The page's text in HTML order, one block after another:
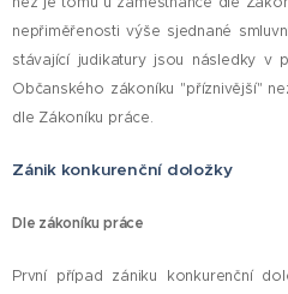
nepřiměřenosti výše sjednané
stávající judikatury jsou následky v
Občanského zákoníku "příznivější"
dle Zákoníku práce.
Zánik konkurenční doložky
Dle zákoníku práce
První případ zániku konkurenční